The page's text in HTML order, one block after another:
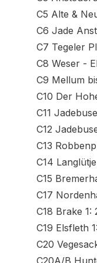
C5 Alte &
C6 Jade
C7 Tegeler
C8 Weser -
C9 Mellum
C10 Der
C11
C12
C13
C14
C15
C17
C18 Brake 1:
C19 Elsfleth
C20
C20A/B